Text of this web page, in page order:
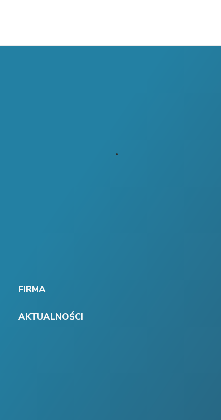
FIRMA
AKTUALNOŚCI